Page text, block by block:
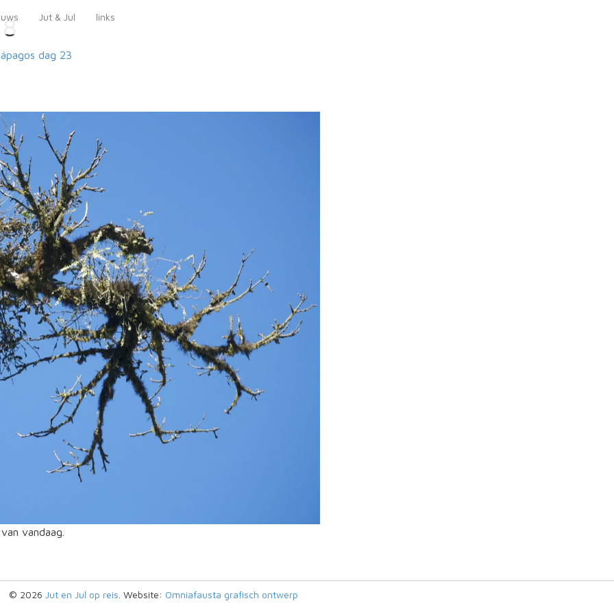
Jut & Jul links
dag 23
vandaag.
© 2026 Jut en Jul op reis. Website: Omniafausta grafisch ontwerp